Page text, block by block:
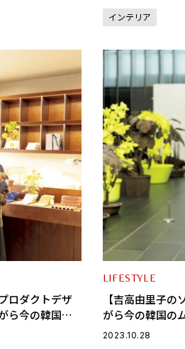
インテリア
ロダクトデザ
ら今の韓国の
LIFESTYLE
【吉高由里子
がら今の韓国の
vol.1〉
2023.10.28